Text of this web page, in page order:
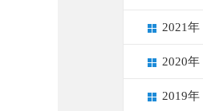
2021年
2020年
2019年